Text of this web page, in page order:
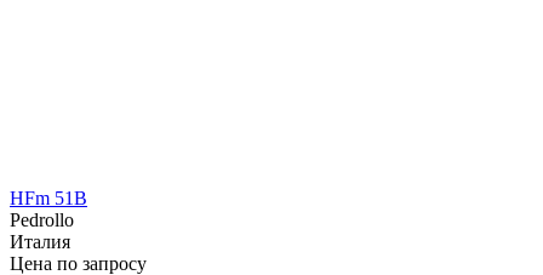
HFm 51B
Pedrollo
Италия
Цена по запросу